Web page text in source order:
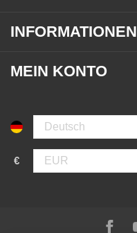
INFORMATIONEN
MEIN KONTO
€